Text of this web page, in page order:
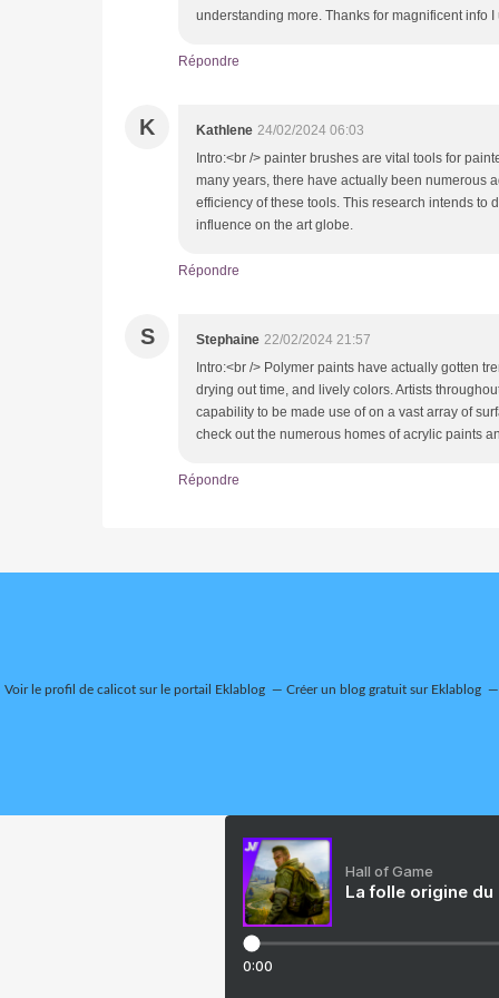
understanding more. Thanks for magnificent info
Répondre
K Kathlene 24/02/2024 06:03
Intro:<br /> painter brushes are vital tools for
many years, there have actually been numerous
efficiency of these tools. This research intends to
influence on the art globe.
Répondre
S Stephaine 22/02/2024 21:57
Intro:<br /> Polymer paints have actually gotten
drying out time, and lively colors. Artists
capability to be made use of on a vast array of
check out the numerous homes of acrylic paints
Répondre
Voir le profil de calicotsur le portail Eklablog Créer un blog gratuit sur Eklablog
Hall of Game
La folle origine
0:00